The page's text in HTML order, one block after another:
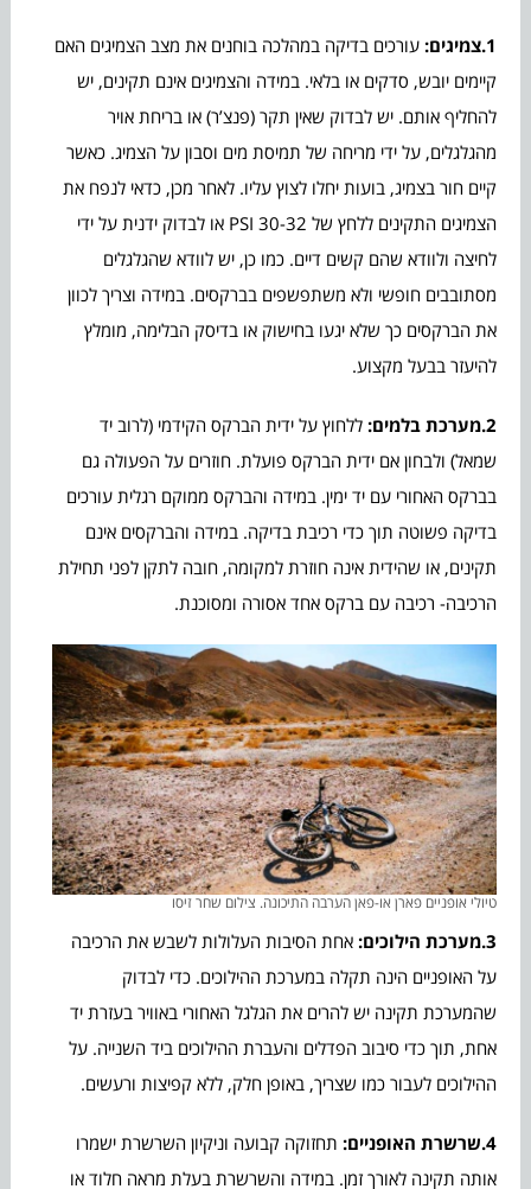
1.צמיגים:
עורכים בדיקה במהלכה בוחנים את מצב הצמיגים האם
קיימים יובש, סדקים או בלאי. במידה והצמיגים אינם תקינים, יש
להחליף אותם. יש לבדוק שאין תקר (פנצ’ר) או בריחת אויר
מהגלגלים, על ידי מריחה של תמיסת מים וסבון על הצמיג. כאשר
קיים חור בצמיג, בועות יחלו לצוץ עליו. לאחר מכן, כדאי לנפח את
הצמיגים התקינים ללחץ של 30-32 PSI או לבדוק ידנית על ידי
לחיצה ולוודא שהם קשים דיים. כמו כן, יש לוודא שהגלגלים
מסתובבים חופשי ולא משתפשפים בברקסים. במידה וצריך לכוון
את הברקסים כך שלא יגעו בחישוק או בדיסק הבלימה, מומלץ
להיעזר בבעל מקצוע.
2.מערכת בלמים:
ללחוץ על ידית הברקס הקידמי (לרוב יד
שמאל) ולבחון אם ידית הברקס פועלת. חוזרים על הפעולה גם
בברקס האחורי עם יד ימין. במידה והברקס ממוקם רגלית עורכים
בדיקה פשוטה תוך כדי רכיבת בדיקה. במידה והברקסים אינם
תקינים, או שהידית אינה חוזרת למקומה, חובה לתקן לפני תחילת
הרכיבה- רכיבה עם ברקס אחד אסורה ומסוכנת.
טיולי אופניים פארן או-פאן הערבה התיכונה. צילום שחר זיסו
3.מערכת הילוכים:
אחת הסיבות העלולות לשבש את הרכיבה
על האופניים הינה תקלה במערכת ההילוכים. כדי לבדוק
שהמערכת תקינה יש להרים את הגלגל האחורי באוויר בעזרת יד
אחת, תוך כדי סיבוב הפדלים והעברת ההילוכים ביד השנייה. על
ההילוכים לעבור כמו שצריך, באופן חלק, ללא קפיצות ורעשים.
4.שרשרת האופניים:
תחזוקה קבועה וניקיון השרשרת ישמרו
אותה תקינה לאורך זמן. במידה והשרשרת בעלת מראה חלוד או